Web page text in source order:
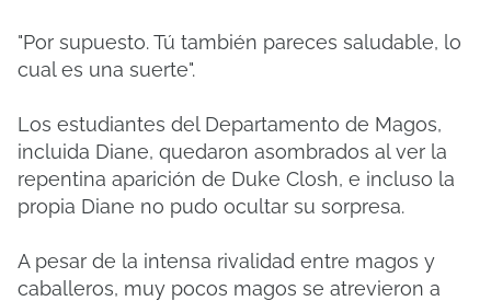
"Por supuesto. Tú también pareces saludable, lo
cual es una suerte".
Los estudiantes del Departamento de Magos,
incluida Diane, quedaron asombrados al ver la
repentina aparición de Duke Closh, e incluso la
propia Diane no pudo ocultar su sorpresa.
A pesar de la intensa rivalidad entre magos y
caballeros, muy pocos magos se atrevieron a